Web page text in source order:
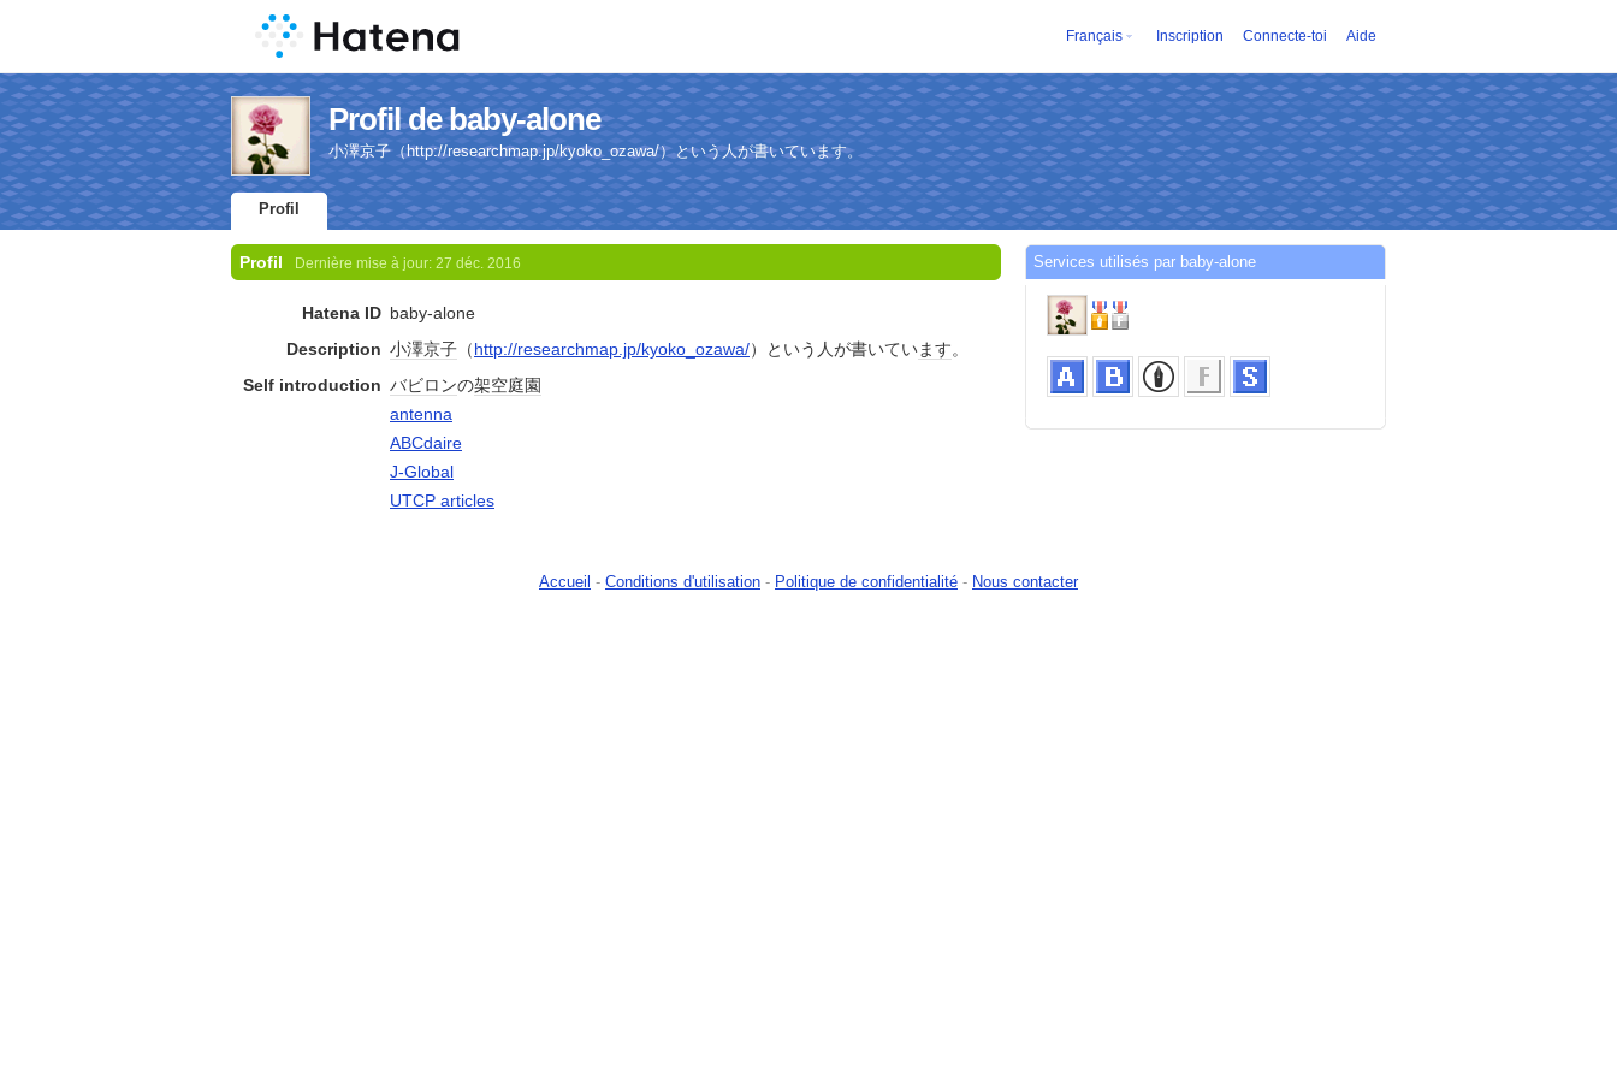
Français Inscription Connecte-toi Aide
Profil de baby-alone
小澤京子（http://researchmap.jp/kyoko_ozawa/）という人が書いています。
Profil
Profil Dernière mise à jour: 27 déc. 2016
Hatena ID baby-alone
Description 小澤京子 （http://researchmap.jp/kyoko_ozawa/）という人が書いています。
Self introduction バビロンの架空庭園
antenna
ABCdaire
J-Global
UTCP articles
Services utilisés par baby-alone
Accueil - Conditions d'utilisation - Politique de confidentialité - Nous contacter